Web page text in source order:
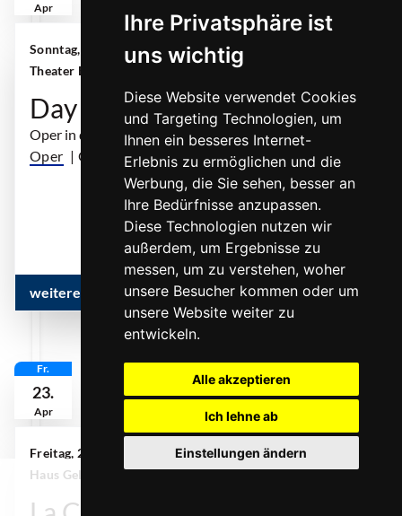
Ihre Privatsphäre ist
uns wichtig
Diese Website verwendet Cookies
und Targeting Technologien, um
Ihnen ein besseres Internet-
Erlebnis zu ermöglichen und die
Werbung, die Sie sehen, besser an
Ihre Bedürfnisse anzupassen.
Diese Technologien nutzen wir
außerdem, um Ergebnisse zu
messen, um zu verstehen, woher
unsere Besucher kommen oder um
unsere Website weiter zu
entwickeln.
Alle akzeptieren
Ich lehne ab
Einstellungen ändern
Apr
Sonntag, 18. April 2027 | 18:00 Uhr| Aalto-
Theater Essen
Day of Night
Oper in drei Akten
Oper | OUTI TARKIAINEN
... mehr
weitere Infos & Termine
Fr.
23.
Apr
Freitag, 23. April 2027 | 19:00 Uhr| MiR Großes
Haus Gelsenkirchen